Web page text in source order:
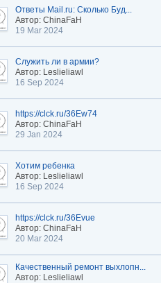
Ответы Mail.ru: Сколько Буд...
Автор: ChinaFaH
19 Mar 2024
Служить ли в армии?
Автор: Leslieliawl
16 Sep 2024
https://clck.ru/36Ew74
Автор: ChinaFaH
29 Jan 2024
Хотим ребенка
Автор: Leslieliawl
16 Sep 2024
https://clck.ru/36Evue
Автор: ChinaFaH
20 Mar 2024
Качественный ремонт выхлопн...
Автор: Leslieliawl